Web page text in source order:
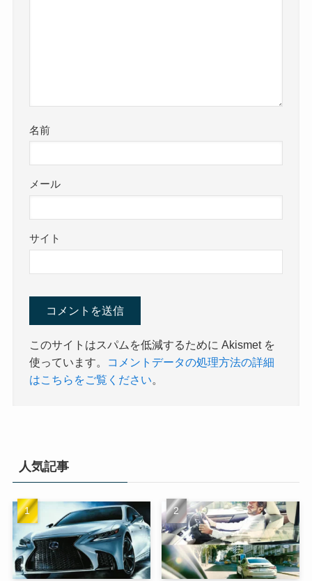
名前
メール
サイト
このサイトはスパムを低減するために Akismet を
使っています。
コメントデータの処理方法の詳細
はこちらをご覧ください。
人気記事